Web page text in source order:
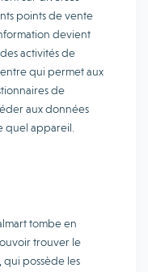
points de vente
devient
activités de
qui permet aux
de
aux données
quel appareil.
tombe en
trouver le
qui possède les